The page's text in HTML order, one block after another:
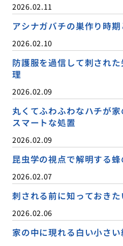
2026.02.11
アシナガバチの巣作り時
2026.02.10
防護服を過信して刺され
理
2026.02.09
丸くてふわふわなハチが
スマートな処置
2026.02.09
昆虫学の視点で解明する
2026.02.07
刺される前に知っておき
2026.02.06
家の中に現れる白い小さ